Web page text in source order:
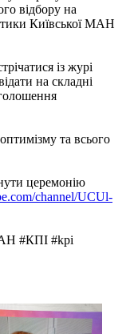
відбору на
Київської МАН
із журі
на складні
та всього
церемонію
channel/UCUl-
#КПІ #kpi